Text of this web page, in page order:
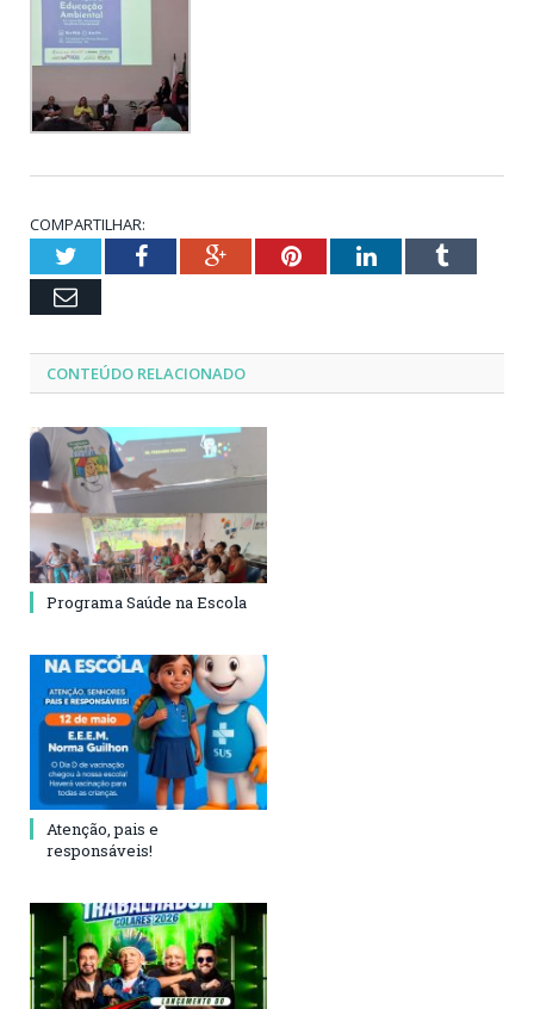
COMPARTILHAR:
TwitterFacebookGoogle+PinterestLinkedInTumblr
Email
CONTEÚDO RELACIONADO
Programa Saúde na Escola
Atenção, pais e
responsáveis!